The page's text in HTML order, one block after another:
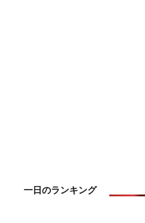
一日のランキング